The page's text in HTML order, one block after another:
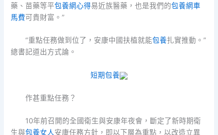
藥、苗藥等平包養網心得易近族醫藥，也是我們的包養網車
馬費可貴財富。”
“重點任務做到位了，安康中國扶植就能包養扎實推動。”
總書記道出方式論。
短期包養
作甚重點任務？
10年前召開的全國衛生與安康年夜會，斷定了新時期衛
生與包養女人安康任務方針，即以下層為重點，以改造立異